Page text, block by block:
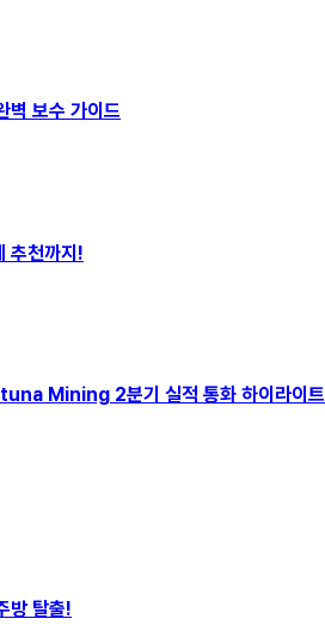
벽 보수 가이드
추천까지!
Mining 2분기 실적 통화 하이라이트
방 탈출!